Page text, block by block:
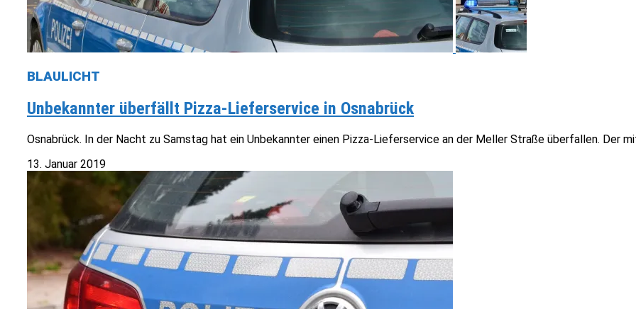
BLAULICHT
Unbekannter überfällt Pizza-Lieferservice in Osnabrück
Osnabrück. In der Nacht zu Samstag hat ein Unbekannter einen Pizza-Lieferservice an der Meller Straße überfallen. Der
13. Januar 2019